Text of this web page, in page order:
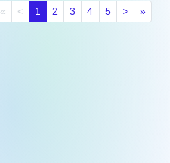
«First page
< Previous page
1 2 3 4 5 >Next
»Last